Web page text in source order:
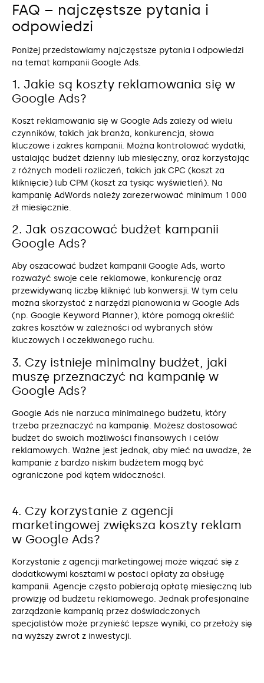
FAQ – najczęstsze pytania i
odpowiedzi
Poniżej przedstawiamy najczęstsze pytania i odpowiedzi
na temat kampanii Google Ads.
1. Jakie są koszty reklamowania się w
Google Ads?
Koszt reklamowania się w Google Ads zależy od wielu
czynników, takich jak branża, konkurencja, słowa
kluczowe i zakres kampanii. Można kontrolować wydatki,
ustalając budżet dzienny lub miesięczny, oraz korzystając
z różnych modeli rozliczeń, takich jak CPC (koszt za
kliknięcie) lub CPM (koszt za tysiąc wyświetleń). Na
kampanię AdWords należy zarezerwować minimum 1 000
zł miesięcznie.
2. Jak oszacować budżet kampanii
Google Ads?
Aby oszacować budżet kampanii Google Ads, warto
rozważyć swoje cele reklamowe, konkurencję oraz
przewidywaną liczbę kliknięć lub konwersji. W tym celu
można skorzystać z narzędzi planowania w Google Ads
(np. Google Keyword Planner), które pomogą określić
zakres kosztów w zależności od wybranych słów
kluczowych i oczekiwanego ruchu.
3. Czy istnieje minimalny budżet, jaki
muszę przeznaczyć na kampanię w
Google Ads?
Google Ads nie narzuca minimalnego budżetu, który
trzeba przeznaczyć na kampanię. Możesz dostosować
budżet do swoich możliwości finansowych i celów
reklamowych. Ważne jest jednak, aby mieć na uwadze, że
kampanie z bardzo niskim budżetem mogą być
ograniczone pod kątem widoczności.
4. Czy korzystanie z agencji
marketingowej zwiększa koszty reklam
w Google Ads?
Korzystanie z agencji marketingowej może wiązać się z
dodatkowymi kosztami w postaci opłaty za obsługę
kampanii. Agencje często pobierają opłatę miesięczną lub
prowizję od budżetu reklamowego. Jednak profesjonalne
zarządzanie kampanią przez doświadczonych
specjalistów może przynieść lepsze wyniki, co przełoży się
na wyższy zwrot z inwestycji.